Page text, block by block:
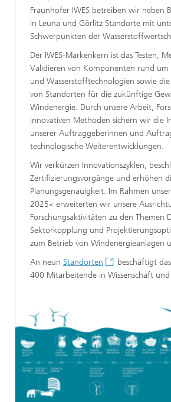
Fraunhofer IWES betreiben wir neben
in Leuna und Görlitz Standorte mit
Schwerpunkten der
Der IWES-Markenkern ist das Testen,
Validieren von Komponenten rund um
und Wasserstofftechnologien sowie
von Standorten für die zukünftige
Windenergie. Durch unsere Arbeit,
innovativen Methoden sichern wir die
unserer Auftraggeberinnen und
technologische Weiterentwicklungen.
Wir verkürzen Innovationszyklen,
Zertifizierungsvorgänge und erhöhen
Planungsgenauigkeit. Im Rahmen
2025« erweiterten wir unsere
Forschungsaktivitäten zu den Themen
Sektorkopplung und
zum Betrieb von Windenergieanlagen
An neun Standorten
beschäftigt
400 Mitarbeitende in Wissenschaft